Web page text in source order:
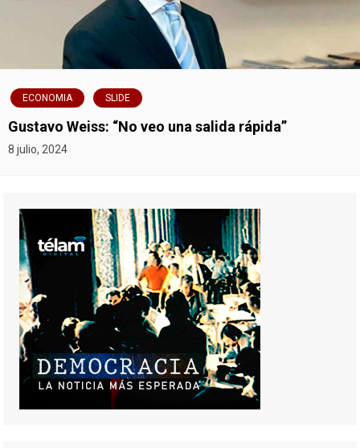
ECONOMIA SLIDE
Gustavo Weiss: “No veo una salida rápida”
8 julio, 2024